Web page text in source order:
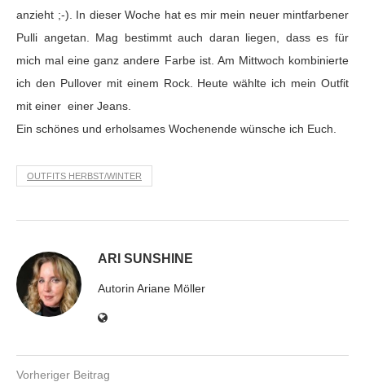
anzieht ;-). In dieser Woche hat es mir mein neuer mintfarbener
Pulli angetan. Mag bestimmt auch daran liegen, dass es für
mich mal eine ganz andere Farbe ist. Am Mittwoch kombinierte
ich den Pullover mit einem Rock. Heute wählte ich mein Outfit
mit einer einer Jeans.
Ein schönes und erholsames Wochenende wünsche ich Euch.
OUTFITS HERBST/WINTER
ARI SUNSHINE
Autorin Ariane Möller
Vorheriger Beitrag